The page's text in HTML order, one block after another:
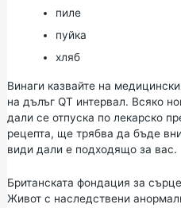
пиле
пуйка
хляб
Винаги казвайте на
на дълъг QT интервал. Всяко
дали се отпуска по лекарско
рецепта, ще трябва да бъде
види дали е подходящо за вас.
Британската фондация за
Живот с наследствени